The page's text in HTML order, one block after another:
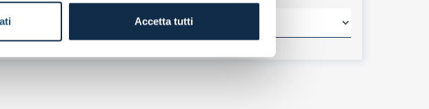
Accetta tutti